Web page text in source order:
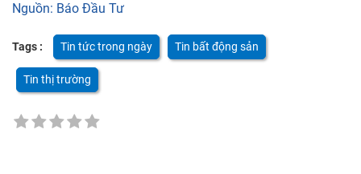
Nguồn: Báo Đầu Tư
Tags : Tin tức trong ngày Tin bất động sản
Tin thị trường